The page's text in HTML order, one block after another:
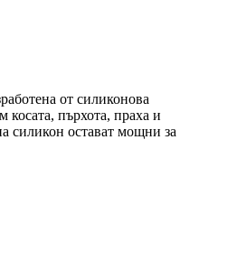
от силиконова
косата, пърхота, праха и
силикон остават мощни за